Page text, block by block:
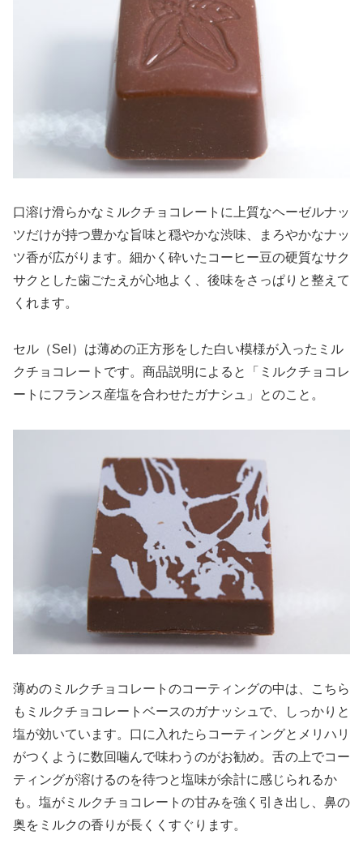
口溶け滑らかなミルクチョコレートに上質なヘーゼルナッ
ツだけが持つ豊かな旨味と穏やかな渋味、まろやかなナッ
ツ香が広がります。細かく砕いたコーヒー豆の硬質なサク
サクとした歯ごたえが心地よく、後味をさっぱりと整えて
くれます。
セル（Sel）は薄めの正方形をした白い模様が入ったミル
クチョコレートです。商品説明によると「ミルクチョコレ
ートにフランス産塩を合わせたガナシュ」とのこと。
薄めのミルクチョコレートのコーティングの中は、こちら
もミルクチョコレートベースのガナッシュで、しっかりと
塩が効いています。口に入れたらコーティングとメリハリ
がつくように数回噛んで味わうのがお勧め。舌の上でコー
ティングが溶けるのを待つと塩味が余計に感じられるか
も。塩がミルクチョコレートの甘みを強く引き出し、鼻の
奥をミルクの香りが長くくすぐります。